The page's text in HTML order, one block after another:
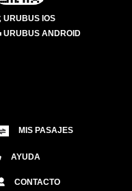
URUBUS IOS
URUBUS ANDROID
MIS PASAJES
AYUDA
CONTACTO